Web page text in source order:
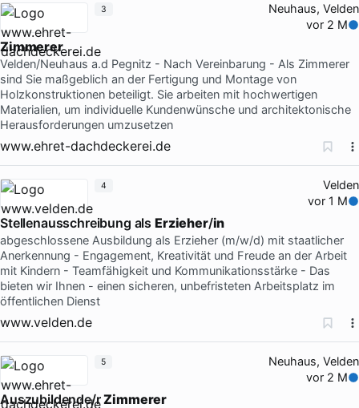
Neuhaus, Velden
vor 2 M
Zimmerer
Velden/Neuhaus a.d Pegnitz - Nach Vereinbarung - Als Zimmerer
sind Sie maßgeblich an der Fertigung und Montage von
Holzkonstruktionen beteiligt. Sie arbeiten mit hochwertigen
Materialien, um individuelle Kundenwünsche und architektonische
Herausforderungen umzusetzen
www.ehret-dachdeckerei.de
3
Velden
vor 1 M
Stellenausschreibung als Erzieher/in
abgeschlossene Ausbildung als Erzieher (m/w/d) mit staatlicher
Anerkennung - Engagement, Kreativität und Freude an der Arbeit
mit Kindern - Teamfähigkeit und Kommunikationsstärke - Das
bieten wir Ihnen - einen sicheren, unbefristeten Arbeitsplatz im
öffentlichen Dienst
www.velden.de
4
Neuhaus, Velden
vor 2 M
Auszubildende/rZimmerer
5